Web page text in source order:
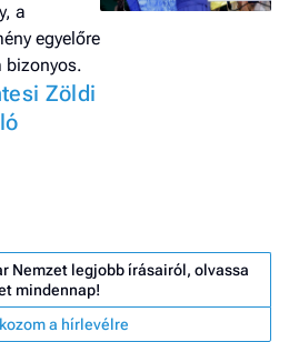
a
egyelőre
bizonyos.
Zöldi
Nemzet legjobb írásairól, olvassa
mindennap!
a hírlevélre